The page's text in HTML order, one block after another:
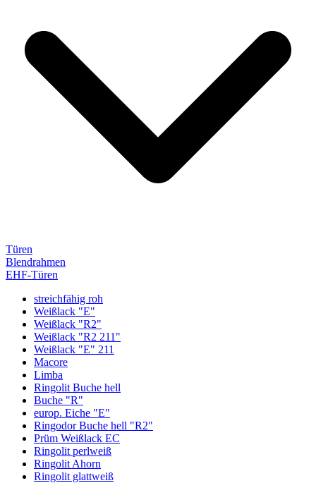
Türen
Blendrahmen
EHF-Türen
streichfähig roh
Weißlack "E"
Weißlack "R2"
Weißlack "R2 211"
Weißlack "E" 211
Macore
Limba
Ringolit Buche hell
Buche "R"
europ. Eiche "E"
Ringodor Buche hell "R2"
Prüm Weißlack EC
Ringolit perlweiß
Ringolit Ahorn
Ringolit glattweiß